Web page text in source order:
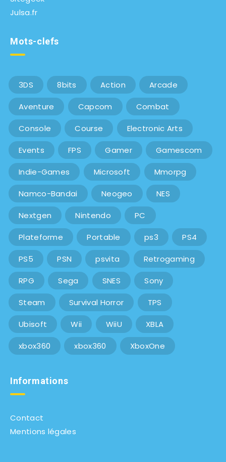
Julsa.fr
Mots-clefs
3DS 8bits Action Arcade
Aventure Capcom Combat
Console Course Electronic Arts
Events FPS Gamer Gamescom
Indie-Games Microsoft Mmorpg
Namco-Bandai Neogeo NES
Nextgen Nintendo PC
Plateforme Portable ps3 PS4
PS5 PSN psvita Retrogaming
RPG Sega SNES Sony
Steam Survival Horror TPS
Ubisoft Wii WiiU XBLA
xbox360 xbox360 XboxOne
Informations
Contact
Mentions légales